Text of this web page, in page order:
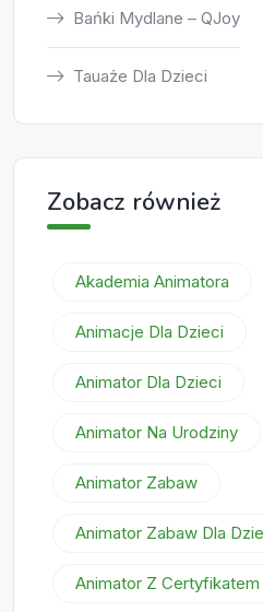
Bańki Mydlane – QJoy
Tauaże Dla Dzieci
Zobacz również
Akademia Animatora
Animacje Dla Dzieci
Animator Dla Dzieci
Animator Na Urodziny
Animator Zabaw
Animator Zabaw Dla
Animator Z Certyfikatem